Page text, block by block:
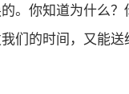
。你知道为什么
们的时间，又能